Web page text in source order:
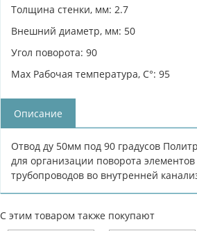
Толщина стенки, мм: 2.7
Внешний диаметр, мм: 50
Угол поворота: 90
Max Рабочая температура, C°: 95
Описание
Отвод ду 50мм под 90 градусов
для организации поворота
трубопроводов во внутренней
С этим товаром также покупают